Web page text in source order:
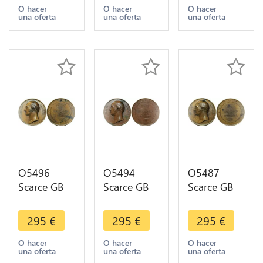
Jesus Christ
London AU
O hacer
una oferta
Bridgewater
Coulé
O hacer
una oferta
Tribute
1827 Baron
SPL
O hacer
una oferta
O5496
Scarce GB
George
Canning
Tribute
1827 Baron
295 €
O hacer
una oferta
O5494
Scarce GB
George
Canning
Tribute
1827 Baron
295 €
O hacer
una oferta
O5487
Scarce GB
George
Canning
Tribute
1827 Baron
295 €
O hacer
una oferta